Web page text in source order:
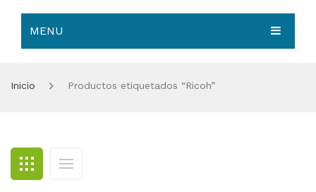
MENU
BLOG
CONTACTO
Inicio Productos etiquetados “Ricoh”